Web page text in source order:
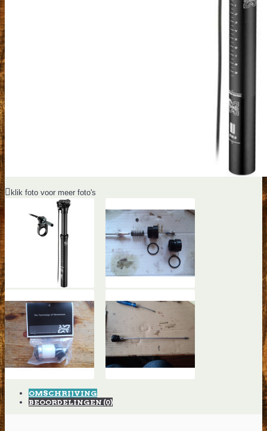
klik foto voor meer foto's
OMSCHRIJVING
BEOORDELINGEN (0)